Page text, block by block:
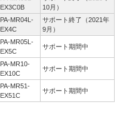
EX3C0B
10月）
PA-MR04L-
EX4C
サポート終了（2021年
9月）
PA-MR05L-
EX5C
サポート期間中
PA-MR10-
EX10C
サポート期間中
PA-MR51-
EX51C
サポート期間中